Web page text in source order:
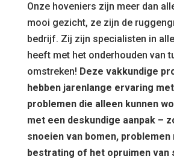
Onze hoveniers zijn meer dan
mooi gezicht, ze zijn de
bedrijf. Zij zijn specialisten in
heeft met het onderhouden van
omstreken! Deze vakkundige
hebben jarenlange ervaring
problemen die alleen kunnen
met een deskundige aanpak –
snoeien van bomen, problemen
bestrating of het opruimen van